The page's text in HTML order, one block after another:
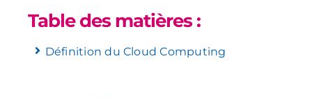
Table des matières :
Définition du Cloud Computing